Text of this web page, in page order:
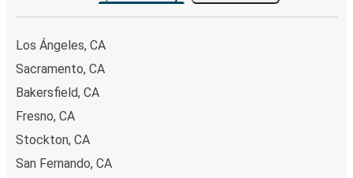
Los Ángeles, CA
Sacramento, CA
Bakersfield, CA
Fresno, CA
Stockton, CA
San Fernando, CA